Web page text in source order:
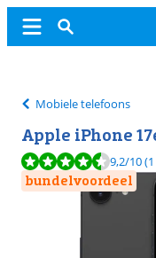
Mobiele telefoons
Apple iPhone
Beoordeling is 9,2 van de
9,2/10
bundelvoordeel